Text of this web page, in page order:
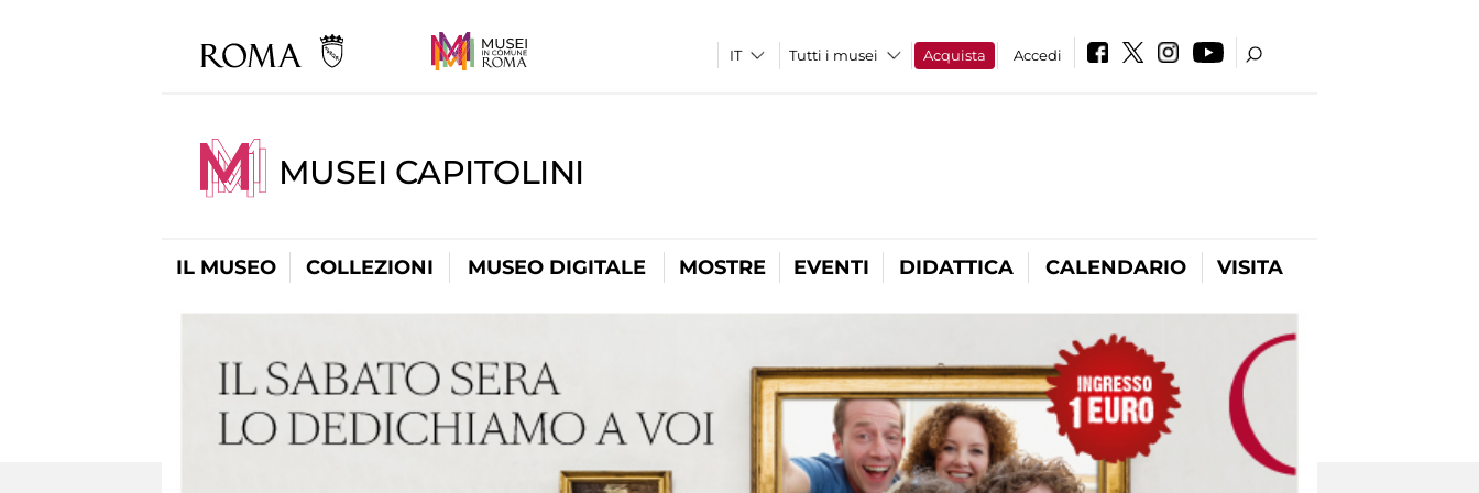
Tutti i musei Acquista Accedi
MUSEI CAPITOLINI
IL MUSEO COLLEZIONI MUSEO DIGITALE MOSTRE EVENTI DIDATTICA CALENDARIO VISITA